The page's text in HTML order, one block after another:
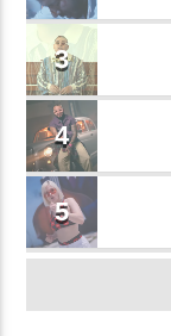
3
4
5